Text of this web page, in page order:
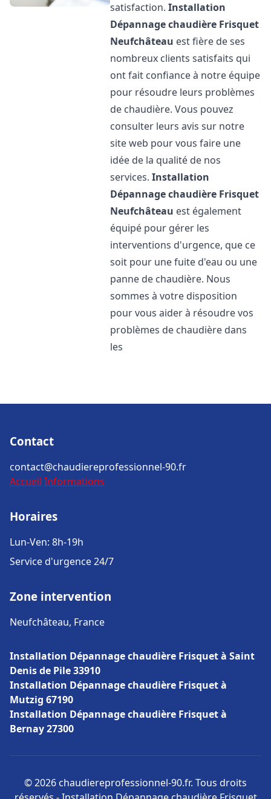
satisfaction.Installation
Dépannage chaudière Frisquet
Neufchâteau est fière de ses
nombreux clients satisfaits qui
ont fait confiance à notre équipe
pour résoudre leurs problèmes
de chaudière. Vous pouvez
consulter leurs avis sur notre
site web pour vous faire une
idée de la qualité de nos
services.Installation
Dépannage chaudière Frisquet
Neufchâteau est également
équipé pour gérer les
interventions d'urgence, que ce
soit pour une fuite d'eau ou une
panne de chaudière. Nous
sommes à votre disposition
pour vous aider à résoudre vos
problèmes de chaudière dans
les
Contact
contact@chaudiereprofessionnel-90.fr
Accueil Informations
Horaires
Lun-Ven: 8h-19h
Service d'urgence 24/7
Zone intervention
Neufchâteau, France
Installation Dépannage chaudière Frisquet à Saint
Denis de Pile 33910
Installation Dépannage chaudière Frisquet à
Mutzig 67190
Installation Dépannage chaudière Frisquet à
Bernay 27300
© 2026 chaudiereprofessionnel-90.fr. Tous droits